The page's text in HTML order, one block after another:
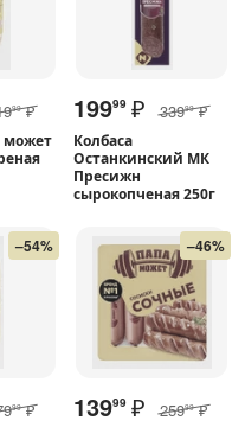
99 ₽
может
19999 ₽ 33999 ₽
Колбаса
Останкинский МК
Пресижн
сырокопченая 250г
–54%
99 ₽
–46%
13999 ₽ 25999 ₽